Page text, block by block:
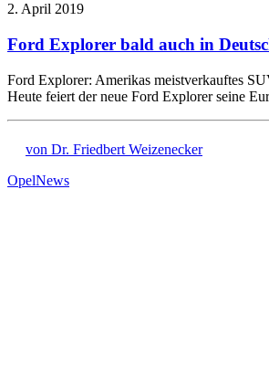
2. April 2019
Ford Explorer bald auch in
Ford Explorer: Amerikas meistverkauftes
Heute feiert der neue Ford Explorer seine
von Dr. Friedbert Weizenecker
OpelNews